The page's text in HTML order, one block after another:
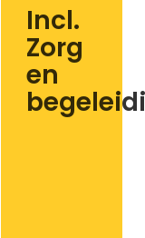
Incl.
Zorg
en